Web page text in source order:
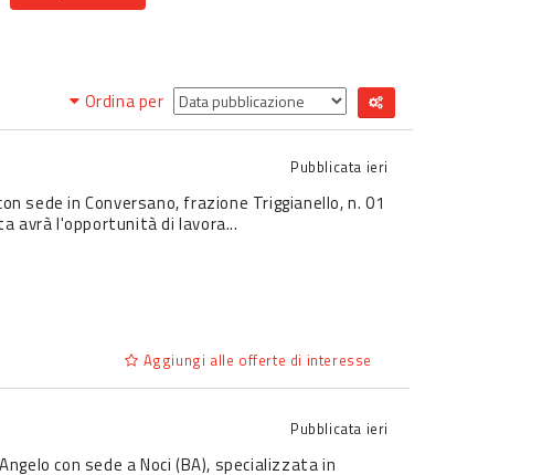
Ordina per
Pubblicata ieri
sede in Conversano, frazione Triggianello, n. 01
avrà l'opportunità di lavora...
Aggiungi alle offerte di interesse
Pubblicata ieri
con sede a Noci (BA), specializzata in